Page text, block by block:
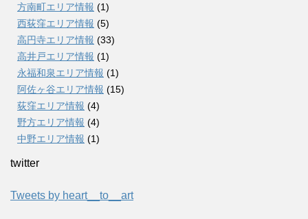
方南町エリア情報 (1)
西荻窪エリア情報 (5)
高円寺エリア情報 (33)
高井戸エリア情報 (1)
永福和泉エリア情報 (1)
阿佐ヶ谷エリア情報 (15)
荻窪エリア情報 (4)
野方エリア情報 (4)
中野エリア情報 (1)
twitter
Tweets by heart__to__art